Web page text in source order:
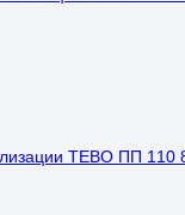
ТЕВО ПП 110